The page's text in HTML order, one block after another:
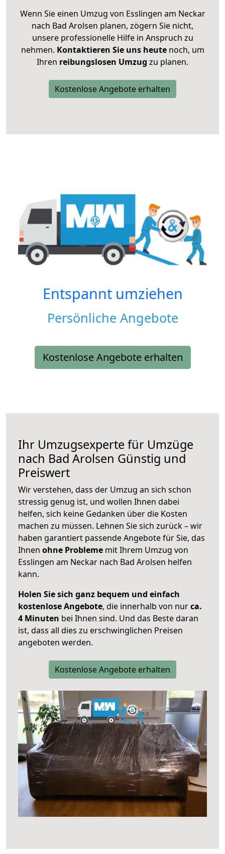
Wenn Sie einen Umzug von Esslingen am Neckar
nach Bad Arolsen planen, zögern Sie nicht,
unsere professionelle Hilfe in Anspruch zu
nehmen. Kontaktieren Sie uns heutenoch, um
Ihren reibungslosen Umzug zu planen.
Kostenlose Angebote erhalten
Entspannt umziehen
Persönliche Angebote
Kostenlose Angebote erhalten
Ihr Umzugsexperte für Umzüge
nach Bad Arolsen Günstig und
Preiswert
Wir verstehen, dass der Umzug an sich schon
stressig genug ist, und wollen Ihnen dabei
helfen, sich keine Gedanken über die Kosten
machen zu müssen. Lehnen Sie sich zurück – wir
haben garantiert passende Angebote für Sie, das
Ihnen ohne Probleme mit Ihrem Umzug von
Esslingen am Neckar nach Bad Arolsen helfen
kann.
Holen Sie sich ganz bequem und einfach
kostenlose Angebote, die innerhalb von nurca.
4 Minuten bei Ihnen sind. Und das Beste daran
ist, dass all dies zu erschwinglichen Preisen
angeboten werden.
Kostenlose Angebote erhalten